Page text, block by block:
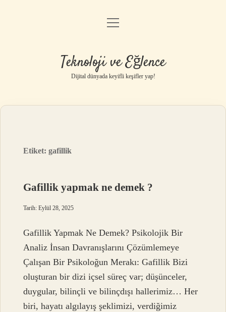
Anasayfa
Yasal Uyarı
menüyü
Teknoloji ve Eğlence
Dijital dünyada keyifli keşifler yap!
Etiket:gafillik
Gafillik yapmak ne demek ?
Tarih: Eylül 28, 2025
Gafillik Yapmak Ne Demek? Psikolojik Bir
Analiz İnsan Davranışlarını Çözümlemeye
Çalışan Bir Psikoloğun Merakı: Gafillik Bizi
oluşturan bir dizi içsel süreç var; düşünceler,
duygular, bilinçli ve bilinçdışı hallerimiz… Her
biri, hayatı algılayış şeklimizi, verdiğimiz